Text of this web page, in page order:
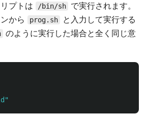
プトは
/bin/sh
で実行されます。
から
prog.sh
と入力して実行する
のように実行した場合と全く同じ意